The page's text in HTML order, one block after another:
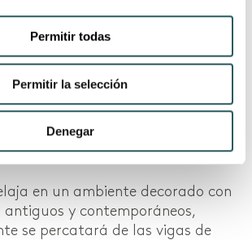
Permitir todas
Permitir la selección
Denegar
ARMONIOSO Y DECORACIÓN
en un ambiente decorado con
antiguos y contemporáneos,
se percatará de las vigas de